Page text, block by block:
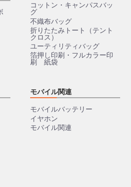
コットン・キャンパスバッ
グ
不織布バッグ
折りたたみトート（テント
クロス）
ユーティリティバッグ
箔押し印刷・フルカラー印
刷 紙袋
モバイル関連
モバイルバッテリー
イヤホン
モバイル関連